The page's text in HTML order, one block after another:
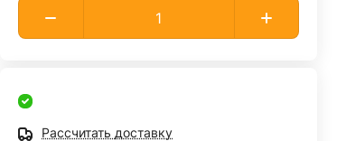
Рассчитать доставку